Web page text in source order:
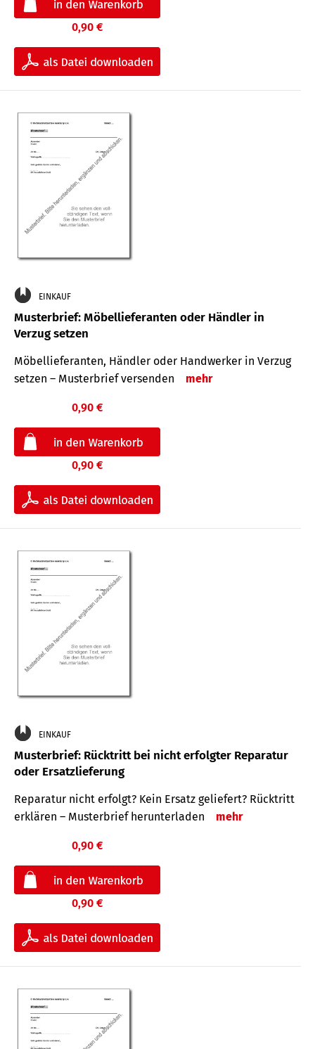
0,90 €
EINKAUF
Musterbrief: Möbellieferanten oder Händler in
Verzug setzen
Möbellieferanten, Händler oder Handwerker in Verzug
setzen – Musterbrief versenden
mehr
0,90 €
0,90 €
EINKAUF
Musterbrief: Rücktritt bei nicht erfolgter Reparatur
oder Ersatzlieferung
Reparatur nicht erfolgt? Kein Ersatz geliefert? Rücktritt
erklären – Musterbrief herunterladen
mehr
0,90 €
0,90 €